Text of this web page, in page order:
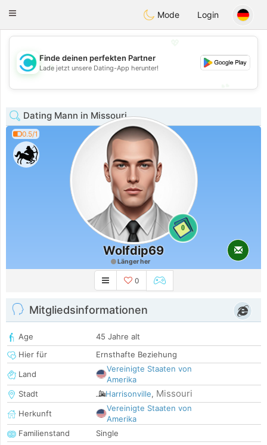
olombiaCitas
Toggle
Mode Login
💖
💕
Finde deinen perfekten Partner
Lade jetzt unsere Dating-App herunter!
Dating Mann in Missouri
0.5/1
0
Wolfdip69
Länger her
0
Mitgliedsinformationen
Age
45 Jahre alt
Hier für
Ernsthafte Beziehung
Land
Vereinigte Staaten von
Amerika
Stadt
Harrisonville, Missouri
Herkunft
Vereinigte Staaten von
Amerika
Familienstand
Single